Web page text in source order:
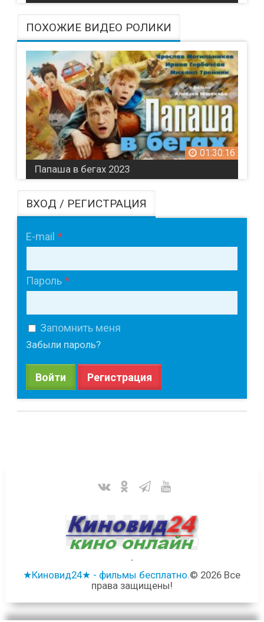
ПОХОЖИЕ ВИДЕО РОЛИКИ
01:30:16
Папаша в бегах 2023
ВХОД / РЕГИСТРАЦИЯ
E-mail
Пароль
Запомнить меня
Забыли пароль?
Войти Регистрация
.
★Киновид24★ - фильмы бесплатно.© 2026 Все
права защищены!